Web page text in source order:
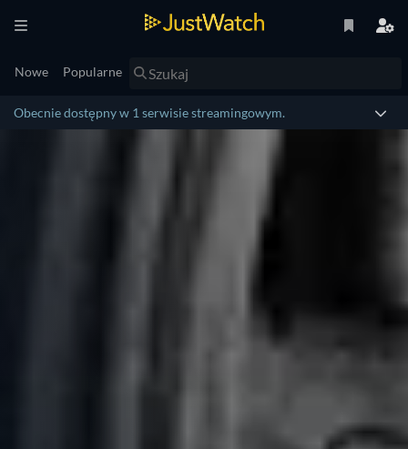
Nowe Popularne
Obecnie dostępny w 1 serwisie streamingowym.